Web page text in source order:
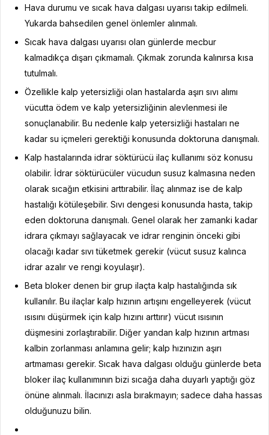
Hava durumu ve sıcak hava dalgası uyarısı takip edilmeli.
Yukarda bahsedilen genel önlemler alınmalı.
Sıcak hava dalgası uyarısı olan günlerde mecbur
kalmadıkça dışarı çıkmamalı. Çıkmak zorunda kalınırsa kısa
tutulmalı.
Özellikle kalp yetersizliği olan hastalarda aşırı sıvı alımı
vücutta ödem ve kalp yetersizliğinin alevlenmesi ile
sonuçlanabilir. Bu nedenle kalp yetersizliği hastaları ne
kadar su içmeleri gerektiği konusunda doktoruna danışmalı.
Kalp hastalarında idrar söktürücü ilaç kullanımı söz konusu
olabilir. İdrar söktürücüler vücudun susuz kalmasına neden
olarak sıcağın etkisini arttırabilir. İlaç alınmaz ise de kalp
hastalığı kötüleşebilir. Sıvı dengesi konusunda hasta, takip
eden doktoruna danışmalı. Genel olarak her zamanki kadar
idrara çıkmayı sağlayacak ve idrar renginin önceki gibi
olacağı kadar sıvı tüketmek gerekir (vücut susuz kalınca
idrar azalır ve rengi koyulaşır).
Beta bloker denen bir grup ilaçta kalp hastalığında sık
kullanılır. Bu ilaçlar kalp hızının artışını engelleyerek (vücut
ısısını düşürmek için kalp hızını arttırır) vücut ısısının
düşmesini zorlaştırabilir. Diğer yandan kalp hızının artması
kalbin zorlanması anlamına gelir; kalp hızınızın aşırı
artmaması gerekir. Sıcak hava dalgası olduğu günlerde beta
bloker ilaç kullanımının bizi sıcağa daha duyarlı yaptığı göz
önüne alınmalı. İlacınızı asla bırakmayın; sadece daha hassas
olduğunuzu bilin.